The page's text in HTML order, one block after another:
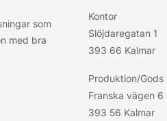
som
med bra
Kontor
Slöjdaregatan 1
393 66 Kalmar
Produktion/Gods
Franska vägen 6
393 56 Kalmar